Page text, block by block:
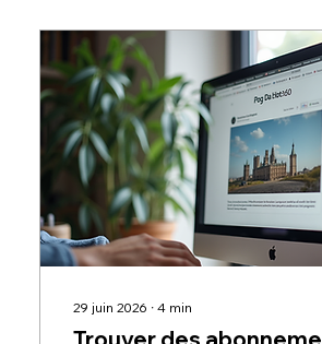
29 juin 2026 ∙ 4 min